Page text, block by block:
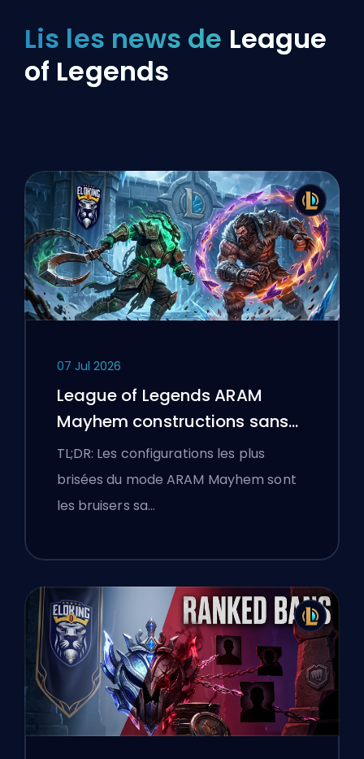
Lis les news de League
of Legends
07 Jul 2026
League of Legends ARAM
Mayhem constructions sans
bottes
TL;DR: Les configurations les plus
brisées du mode ARAM Mayhem sont
les bruisers sa…